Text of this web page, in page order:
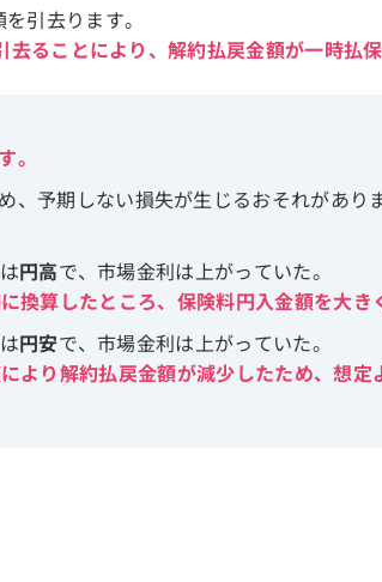
引去ります。
ることにより、解約払戻金額が一時払
。
、予期しない損失が生じるおそれがあり
円高で、市場金利は上がっていた。
算したところ、保険料円入金額を大き
円安で、市場金利は上がっていた。
より解約払戻金額が減少したため、想定